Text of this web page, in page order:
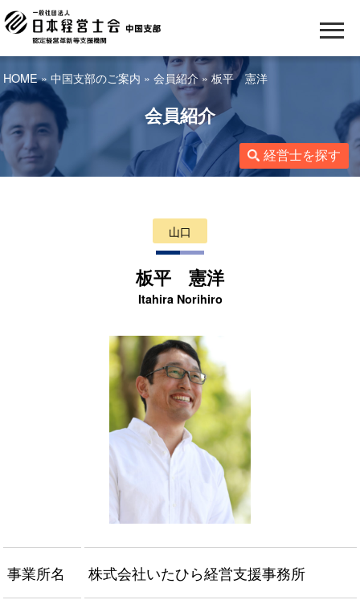
HOME»中国支部のご案内 »会員紹介» 板平 憲洋
会員紹介
経営士を探す
山口
板平 憲洋
Itahira Norihiro
事業所名 株式会社いたひら経営支援事務所